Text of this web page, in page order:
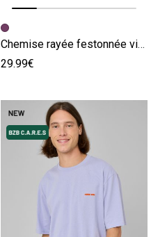
Image précédente
Image suivante
Chemise rayée festonnée violet
29.99€